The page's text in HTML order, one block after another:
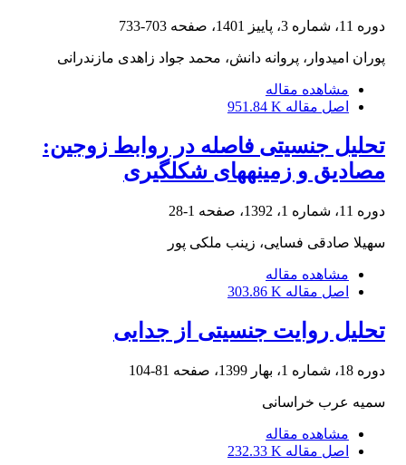
دوره 11، شماره 3، پاییز 1401، صفحه 703-733
پوران امیدوار، پروانه دانش، محمد جواد زاهدی مازندرانی
مشاهده مقاله
اصل مقاله 951.84 K
تحلیل جنسیتی فاصله در روابط زوجین:
مصادیق و زمینه‏های شکل‏گیری
دوره 11، شماره 1، 1392، صفحه 1-28
سهیلا صادقی فسایی، زینب ملکی پور
مشاهده مقاله
اصل مقاله 303.86 K
تحلیل روایت جنسیتی از جدایی
دوره 18، شماره 1، بهار 1399، صفحه 81-104
سمیه عرب خراسانی
مشاهده مقاله
اصل مقاله 232.33 K